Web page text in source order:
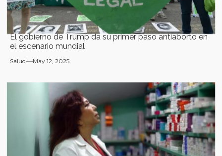
El gobierno de Trump da su primer paso antiaborto en
el escenario mundial
Salud May 12, 2025